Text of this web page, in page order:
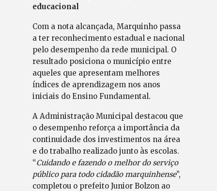
educacional
Com a nota alcançada, Marquinho passa
a ter reconhecimento estadual e nacional
pelo desempenho da rede municipal. O
resultado posiciona o município entre
aqueles que apresentam melhores
índices de aprendizagem nos anos
iniciais do Ensino Fundamental.
A Administração Municipal destacou que
o desempenho reforça a importância da
continuidade dos investimentos na área
e do trabalho realizado junto às escolas.
“Cuidando e fazendo o melhor do serviço
público para todo cidadão marquinhense”,
completou o prefeito Junior Bolzon ao